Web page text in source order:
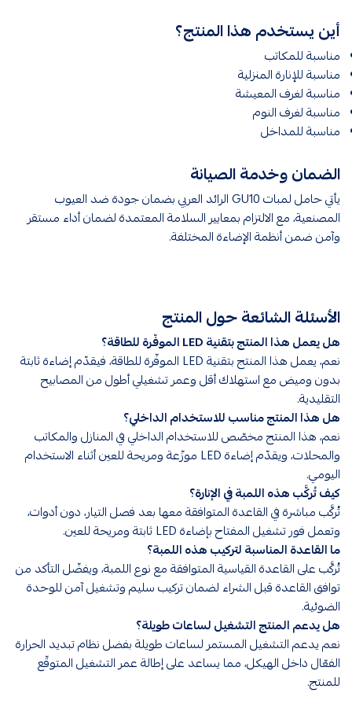
أين يستخدم هذا المنتج؟
مناسبة للمكاتب
مناسبة للإنارة المنزلية
مناسبة لغرف المعيشة
مناسبة لغرف النوم
مناسبة للمداخل
الضمان وخدمة الصيانة
يأتي حامل لمبات GU10 الرائد العربي بضمان جودة ضد العيوب
المصنعية، مع الالتزام بمعايير السلامة المعتمدة لضمان أداء مستقر
وآمن ضمن أنظمة الإضاءة المختلفة.
الأسئلة الشائعة حول المنتج
هل يعمل هذا المنتج بتقنية LED الموفّرة للطاقة؟
نعم، يعمل هذا المنتج بتقنية LED الموفّرة للطاقة، فيقدّم إضاءة ثابتة
بدون وميض مع استهلاك أقل وعمر تشغيلي أطول من المصابيح
التقليدية.
هل هذا المنتج مناسب للاستخدام الداخلي؟
نعم، هذا المنتج مخصّص للاستخدام الداخلي في المنازل والمكاتب
والمحلات، ويقدّم إضاءة LED موزّعة ومريحة للعين أثناء الاستخدام
اليومي.
كيف تُركَّب هذه اللمبة في الإنارة؟
تُركَّب مباشرة في القاعدة المتوافقة معها بعد فصل التيار، دون أدوات،
وتعمل فور تشغيل المفتاح بإضاءة LED ثابتة ومريحة للعين.
ما القاعدة المناسبة لتركيب هذه اللمبة؟
تُركَّب على القاعدة القياسية المتوافقة مع نوع اللمبة، ويفضّل التأكد من
توافق القاعدة قبل الشراء لضمان تركيب سليم وتشغيل آمن للوحدة
الضوئية.
هل يدعم المنتج التشغيل لساعات طويلة؟
نعم يدعم التشغيل المستمر لساعات طويلة بفضل نظام تبديد الحرارة
الفعّال داخل الهيكل، مما يساعد على إطالة عمر التشغيل المتوقّع
للمنتج.